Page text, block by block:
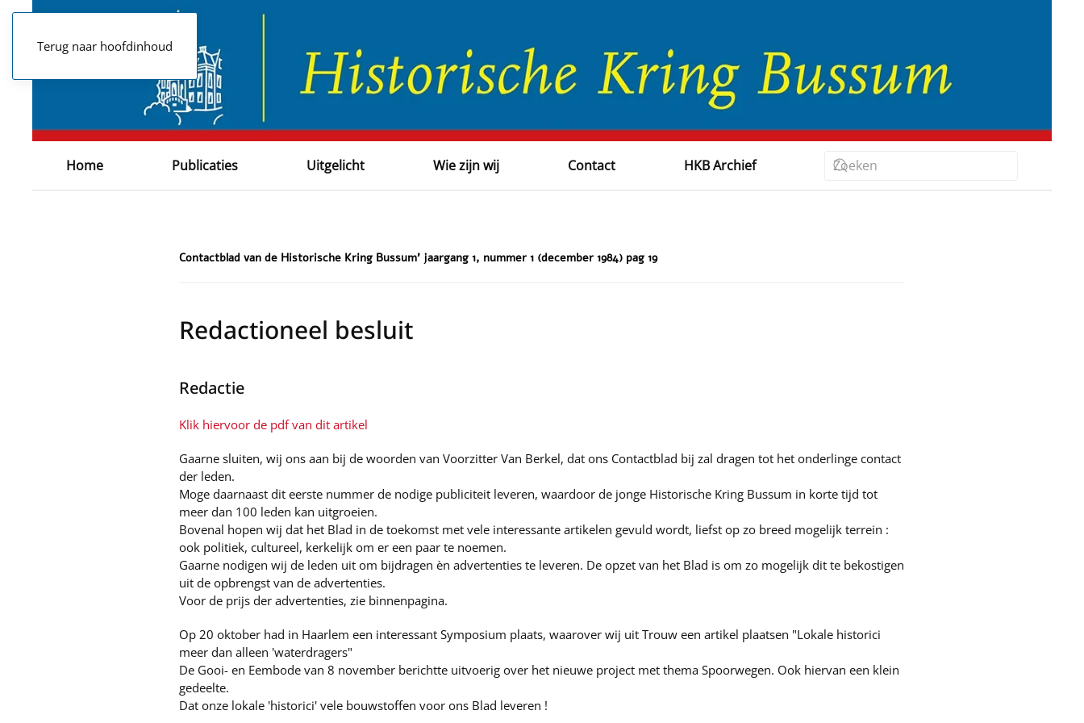
Terug naar hoofdinhoud
Home Publicaties Uitgelicht Wie zijn wij Contact HKB Archief
Contactblad van de Historische Kring Bussum' jaargang 1, nummer 1 (december 1984) pag 19
Redactioneel besluit
Redactie
Klik hiervoor de pdf van dit artikel
Gaarne sluiten, wij ons aan bij de woorden van Voorzitter Van Berkel, dat ons Contactblad bij zal dragen tot het onderlinge contact
der leden.
Moge daarnaast dit eerste nummer de nodige publiciteit leveren, waardoor de jonge Historische Kring Bussum in korte tijd tot
meer dan 100 leden kan uitgroeien.
Bovenal hopen wij dat het Blad in de toekomst met vele interessante artikelen gevuld wordt, liefst op zo breed mogelijk terrein :
ook politiek, cultureel, kerkelijk om er een paar te noemen.
Gaarne nodigen wij de leden uit om bijdragen èn advertenties te leveren. De opzet van het Blad is om zo mogelijk dit te bekostigen
uit de opbrengst van de advertenties.
Voor de prijs der advertenties, zie binnenpagina.
Op 20 oktober had in Haarlem een interessant Symposium plaats, waarover wij uit Trouw een artikel plaatsen "Lokale historici
meer dan alleen 'waterdragers"
De Gooi- en Eembode van 8 november berichtte uitvoerig over het nieuwe project met thema Spoorwegen. Ook hiervan een klein
gedeelte.
Dat onze lokale 'historici' vele bouwstoffen voor ons Blad leveren !